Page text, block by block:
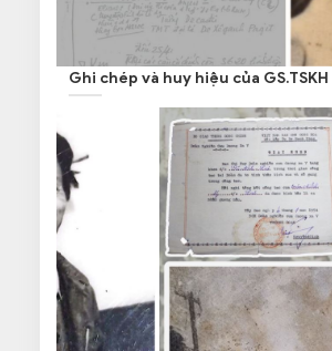
Ghi chép và huy hiệu của